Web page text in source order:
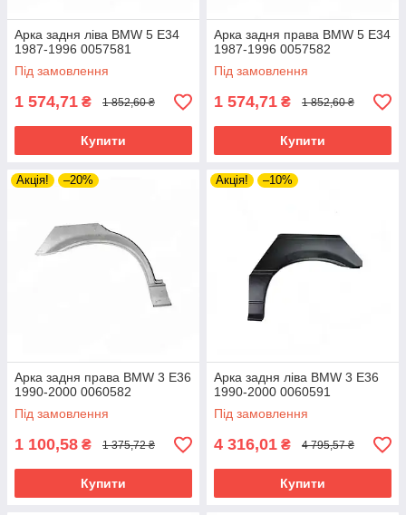
Арка задня ліва BMW 5 E34
1987-1996 0057581
Під замовлення
1 574,71 ₴ 1 852,60 ₴
Купити
Арка задня права BMW 5 E34
1987-1996 0057582
Під замовлення
1 574,71 ₴ 1 852,60 ₴
Купити
Акція! –20%
Арка задня права BMW 3 E36
1990-2000 0060582
Під замовлення
1 100,58 ₴ 1 375,72 ₴
Купити
Акція! –10%
Арка задня ліва BMW 3 E36
1990-2000 0060591
Під замовлення
4 316,01 ₴ 4 795,57 ₴
Купити